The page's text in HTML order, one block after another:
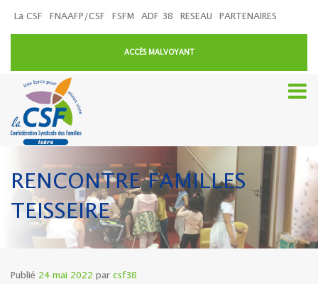
La CSF FNAAFP/CSF FSFM ADF 38 RESEAU PARTENAIRES
ACCÈS MALVOYANT
RENCONTRE FAMILLES
TEISSEIRE
Publié 24 mai 2022 par csf38